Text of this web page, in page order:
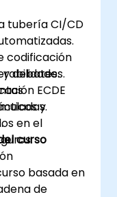
tubería CI/CD
codificación
ECDE
y
debates.
en el
curso
basada en
de